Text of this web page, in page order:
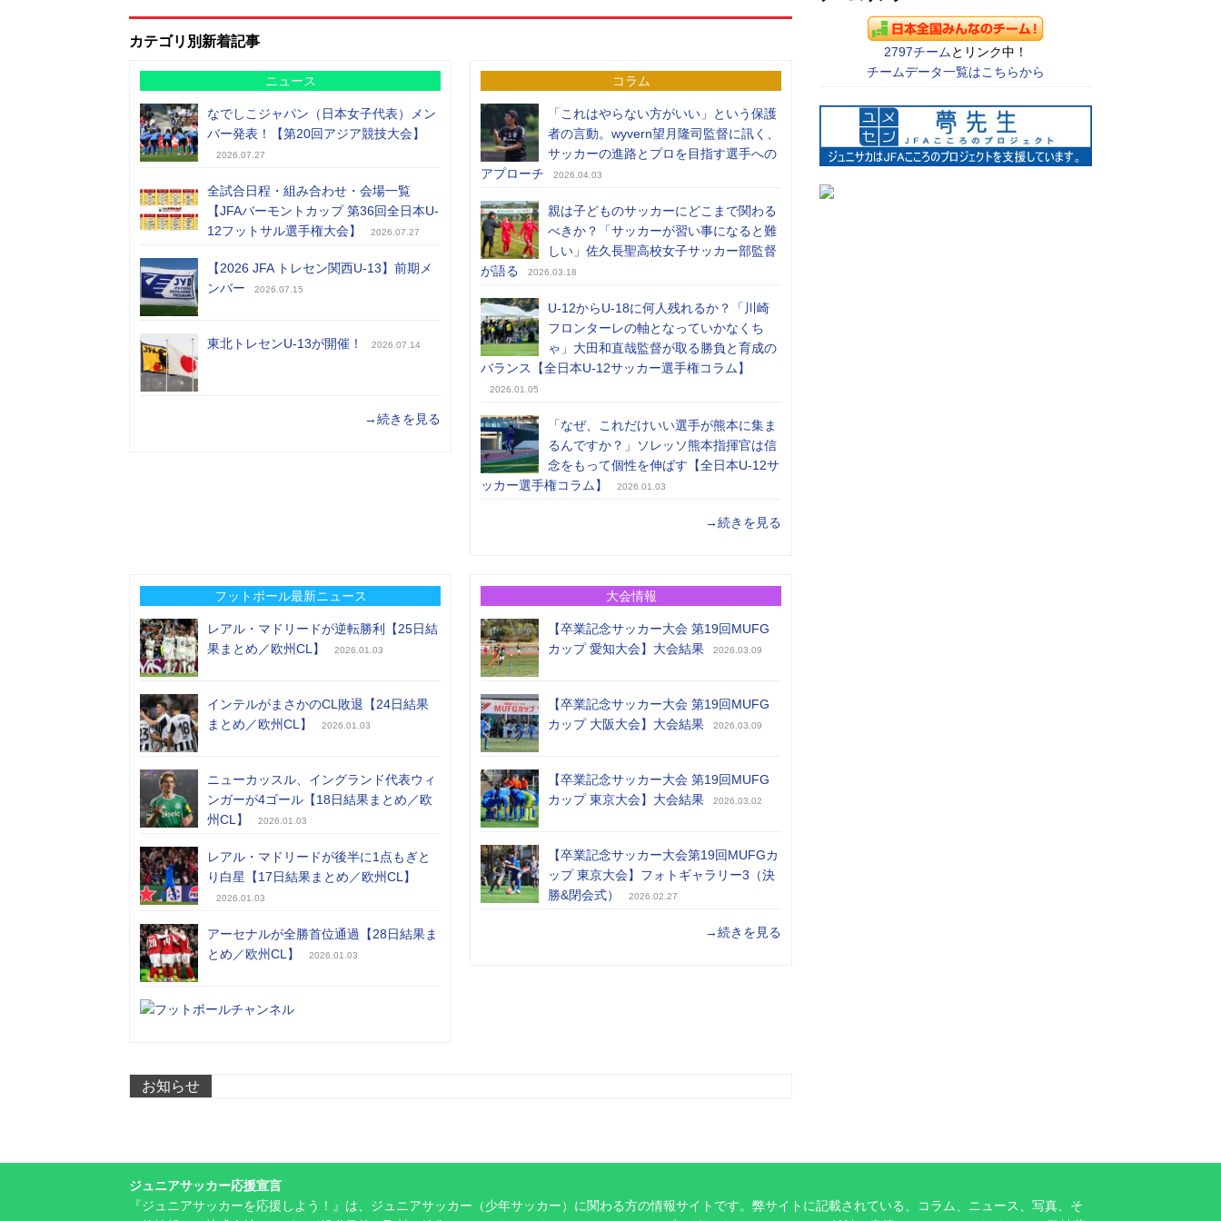
カテゴリ別新着記事
ニュース
なでしこジャパン（日本女子代表）メン
バー発表！【第20回アジア競技大会】
2026.07.27
全試合日程・組み合わせ・会場一覧
【JFAバーモントカップ 第36回全日本U-
12フットサル選手権大会】
2026.07.27
【2026 JFA トレセン関西U-13】前期メ
ンバー
2026.07.15
東北トレセンU-13が開催！ 2026.07.14
→続きを見る
コラム
「これはやらない方がいい」という保護
者の言動。wyvern望月隆司監督に訊く、
サッカーの進路とプロを目指す選手への
アプローチ
2026.04.03
親は子どものサッカーにどこまで関わる
べきか？「サッカーが習い事になると難
しい」佐久長聖高校女子サッカー部監督
が語る
2026.03.18
U-12からU-18に何人残れるか？「川崎
フロンターレの軸となっていかなくち
ゃ」大田和直哉監督が取る勝負と育成の
バランス【全日本U-12サッカー選手権コラム】
2026.01.05
「なぜ、これだけいい選手が熊本に集ま
るんですか？」ソレッソ熊本指揮官は信
念をもって個性を伸ばす【全日本U-12サ
ッカー選手権コラム】
2026.01.03
→続きを見る
フットボール最新ニュース
レアル・マドリードが逆転勝利【25日結
果まとめ／欧州CL】
2026.01.03
インテルがまさかのCL敗退【24日結果
まとめ／欧州CL】
2026.01.03
ニューカッスル、イングランド代表ウィ
ンガーが4ゴール【18日結果まとめ／欧
州CL】
2026.01.03
レアル・マドリードが後半に1点もぎと
り白星【17日結果まとめ／欧州CL】
2026.01.03
アーセナルが全勝首位通過【28日結果ま
とめ／欧州CL】
2026.01.03
大会情報
【卒業記念サッカー大会 第19回MUFG
カップ 愛知大会】大会結果
2026.03.09
【卒業記念サッカー大会 第19回MUFG
カップ 大阪大会】大会結果
2026.03.09
【卒業記念サッカー大会 第19回MUFG
カップ 東京大会】大会結果
2026.03.02
【卒業記念サッカー大会第19回MUFGカ
ップ 東京大会】フォトギャラリー3（決
勝&閉会式）
2026.02.27
→続きを見る
お知らせ
2797チーム とリンク中！
チームデータ一覧はこちらから
ジュニアサッカー応援宣言
『ジュニアサッカーを応援しよう！』は、ジュニアサッカー（少年サッカー）に関わる方の情報サイトです。弊サイトに記載されている、コラム、ニュース、写真、そ